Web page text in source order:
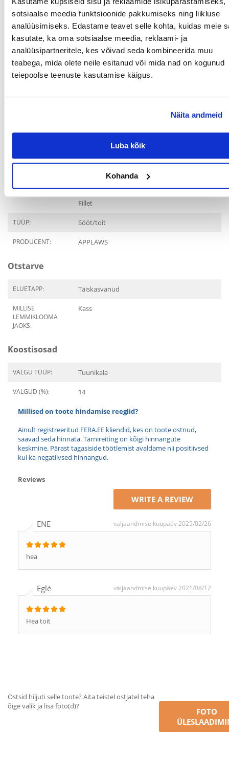
sotsiaalse meedia funktsioonide pakkumiseks ning liikluse
analüüsimiseks. Edastame teavet selle kohta, kuidas meie
kasutate, ka oma sotsiaalse meedia, reklaami- ja
analüüsipartneritele, kes võivad seda kombineerida muu
teabega, mida olete neile esitanud või mida nad on kogunud
teiepoolse teenuste kasutamise käigus.
Näita andmeid
Luba kõik
Kohanda
70g purk:
Kassi kaal (kg) Purkide arv/päevas
0-3 1
3-5 2
156g purk:
Kassi kaal (kg) Purkide arv/päevas
0-3 1/2
Toit ei tohi moodustada kassi toitumise põhialust. Seda tuleb sööta
Paku alati puhast joogivett.
Fillet
TÜÜP: Sööt/toit
PRODUCENT: APPLAWS
Otstarve
ELUETAPP: Täiskasvanud
MILLISE
LEMMIKLOOMA
JAOKS:
Kass
Koostisosad
VALGU TÜÜP: Tuunikala
VALGUD (%): 14
Millised on toote hindamise reeglid?
Ainult registreeritud FERA.EE kliendid, kes on toote ostnud,
saavad seda hinnata. Tärnireiting on kõigi hinnangute
keskmine. Pärast tagasiside töötlemist avaldame nii positiivsed
kui ka negatiivsed hinnangud.
Reviews
WRITE A REVIEW
ENE väljaandmise kuupäev 2025/02/26
hea
Eglė väljaandmise kuupäev 2021/08/12
Hea toit
Ostsid hiljuti selle toote? Aita teistel ostjatel teha
õige valik ja lisa foto(d)?
FOTO